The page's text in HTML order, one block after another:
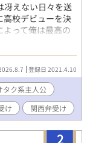
冴えない日々を送
高校デビューを決
って俺は最高の
学時代にやり込ん
器に、名門男子校
カクレ男子、関西
ネの副委員長、甘
の後輩、父親違
会長にその露払い
頭の着物男子、胡
にその色っぽい父
みどりの男子達
登録日 2021.4.10
タク系主人公
け 関西弁受け
2